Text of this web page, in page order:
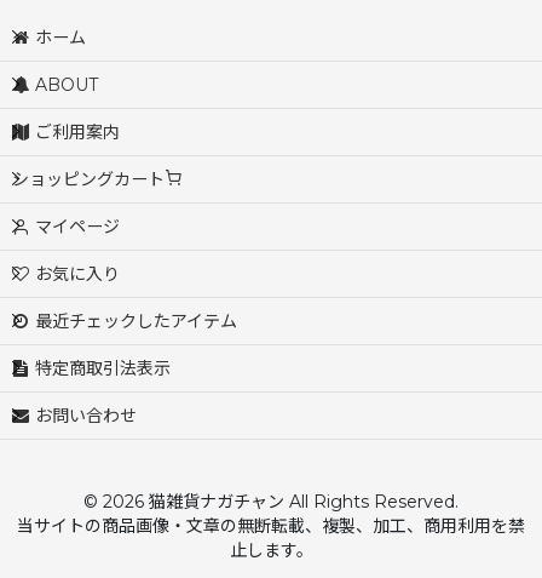
ホーム
ABOUT
ご利用案内
ショッピングカート
マイページ
お気に入り
最近チェックしたアイテム
特定商取引法表示
お問い合わせ
© 2026 猫雑貨ナガチャン All Rights Reserved.
当サイトの商品画像・文章の無断転載、複製、加工、商用利用を禁
止します。